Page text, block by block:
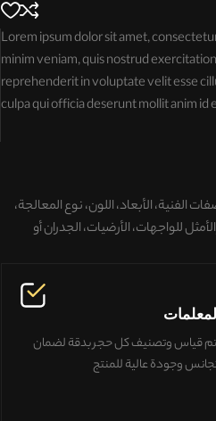
Lorem ipsum dolor sit amet,
minim veniam, quis nostrud
reprehenderit in voluptate velit esse
culpa qui officia deserunt mollit anim id
الفنية، الأبعاد، اللون، نوع المعالجة،
للواجهات، الأرضيات، الجدران أو
المعلمات
قياس وتصنيف كل حجر بدقة لضمان
وجودة عالية للمنتج